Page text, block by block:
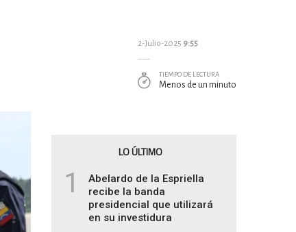
2-Julio-2025 9:55
TIEMPO DE LECTURA
Menos de un minuto
LO ÚLTIMO
1
Abelardo de la Espriella
recibe la banda
presidencial que utilizará
en su investidura